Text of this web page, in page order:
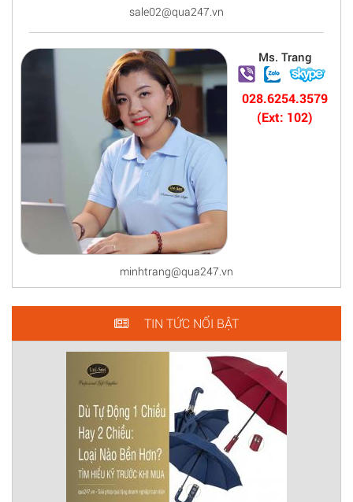
sale02@qua247.vn
Ms. Trang
028.6254.3579
(Ext: 102)
minhtrang@qua247.vn
TIN TỨC NỔI BẬT